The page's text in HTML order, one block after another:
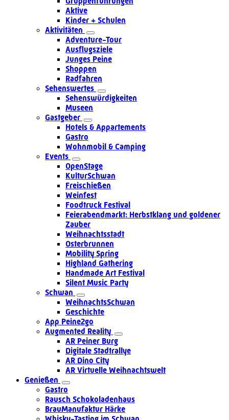
Aktive
Kinder + Schulen
Aktivitäten
Adventure-Tour
Ausflugsziele
Junges Peine
Shoppen
Radfahren
Sehenswertes
Sehenswürdigkeiten
Museen
Gastgeber
Hotels & Appartements
Gastro
Wohnmobil & Camping
Events
OpenStage
KulturSchwan
Freischießen
Weinfest
Foodtruck Festival
Feierabendmarkt: Herbstklang und goldener
Zauber
Weihnachtsstadt
Osterbrunnen
Mobility Spring
Highland Gathering
Handmade Art Festival
Silent Music Party
Schwan
WeihnachtsSchwan
Geschichte
App Peine2go
Augmented Reality
AR Peiner Burg
Digitale Stadtrallye
AR Dino City
AR Virtuelle Weihnachtswelt
Genießen
Gastro
Rausch Schokoladenhaus
BrauManufaktur Härke